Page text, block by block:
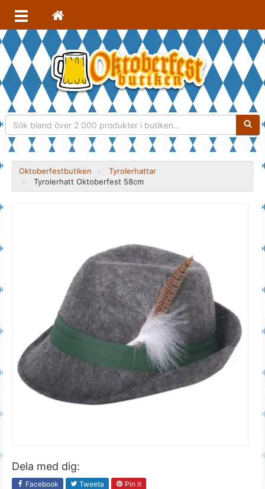
Oktoberfestbutiken
Tyrolerhattar
Tyrolerhatt Oktoberfest 58cm
Dela med dig:
Facebook Tweeta Pin it